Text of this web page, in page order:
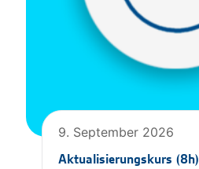
9. September 2026
Aktualisierungskurs (8h)